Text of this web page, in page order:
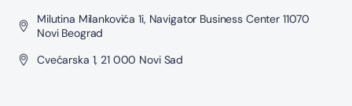
Milutina Milankovića 1i, Navigator Business Center 11070
Novi Beograd
Cvećarska 1, 21 000 Novi Sad